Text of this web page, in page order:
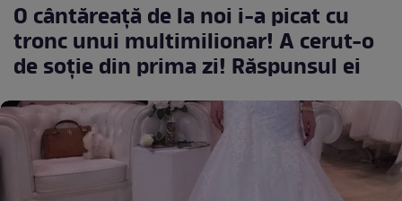
O cântăreaţă de la noi i-a picat cu
tronc unui multimilionar! A cerut-o
de soţie din prima zi! Răspunsul ei